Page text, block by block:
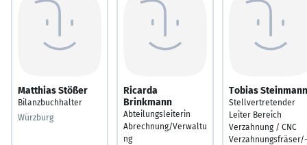
Matthias Stößer
Bilanzbuchhalter
Würzburg
Ricarda
Brinkmann
Abteilungsleiterin
Abrechnung/Verwaltu
ng
Tobias Steinmann
Stellvertretender
Leiter Bereich
Verzahnung / CNC
Verzahnungsfräser/-